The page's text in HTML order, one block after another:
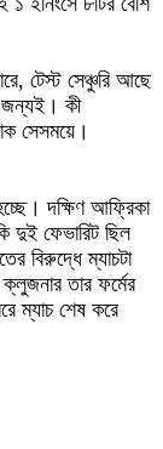
টেস্ট সেঞ্চুরি আছে
জন্যই। কী
সেসময়ে।
দক্ষিণ আফ্রিকা
দুই ফেভারিট ছিল
বিরুদ্ধে ম্যাচটা
তার ফর্মের
ম্যাচ শেষ করে